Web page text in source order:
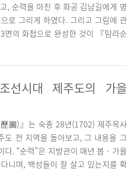
, 순력을 마친 후 화공 김남길에게 명
로 그리게 하였다. 그리고 그림에 관
면의 화첩으로 완성한 것이 『탐라순
선시대 제주도의 가을
圖)』는 숙종 28년(1702) 제주목사
전 지역을 돌아보고, 그 내용을 그
다. “순력”은 지방관이 매년 봄‧가을
니며, 백성들이 잘 살고 있는지를 확